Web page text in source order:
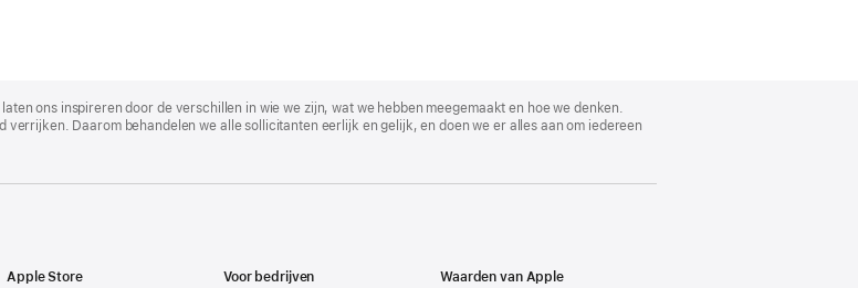
ons inspireren door de verschillen in wie we zijn, wat we hebben meegemaakt en hoe we denken.
Daarom behandelen we alle sollicitanten eerlijk en gelijk, en doen we er alles aan om iedereen
Apple Store
Voor bedrijven
Waarden van Apple